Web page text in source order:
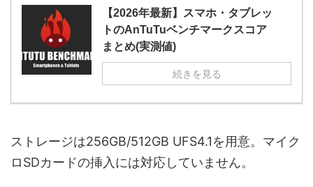
【2026年最新】スマホ・タブレッ
トのAnTuTuベンチマークスコア
まとめ(実測値)
続きを見る
ストレージは256GB/512GB UFS4.1を用意。マイク
ロSDカードの挿入には対応していません。